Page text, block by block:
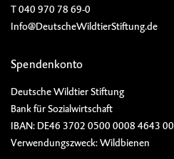
T 040 970 78 69-0
Info@DeutscheWildtierStiftung.de
Spendenkonto
Deutsche Wildtier Stiftung
Bank für Sozialwirtschaft
IBAN: DE46 3702 0500 0008 4643 00
Verwendungszweck: Wildbienen